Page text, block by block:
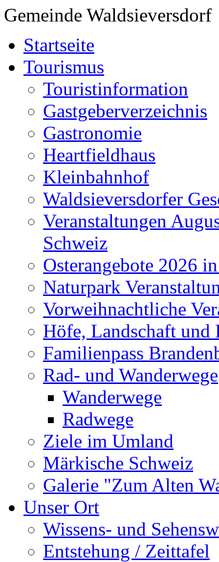
Gemeinde Waldsieversdorf
Startseite
Tourismus
Touristinformation
Gastgeberverzeichnis
Gastronomie
Heartfieldhaus
Kleinbahnhof
Waldsieversdorfer
Veranstaltungen
Schweiz
Osterangebote 2026
Naturpark
Vorweihnachtliche
Höfe, Landschaft und
Familienpass
Rad- und Wanderwege
Wanderwege
Radwege
Ziele im Umland
Märkische Schweiz
Galerie "Zum Alten
Unser Ort
Wissens- und
Entstehung / Zeittafel